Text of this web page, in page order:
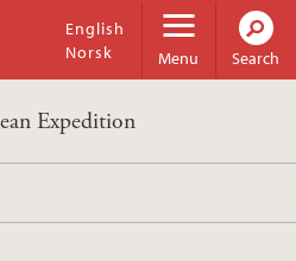
Menu
English
Norsk
Search
Expedition